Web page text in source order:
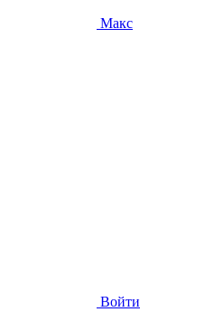
Макс
Войти